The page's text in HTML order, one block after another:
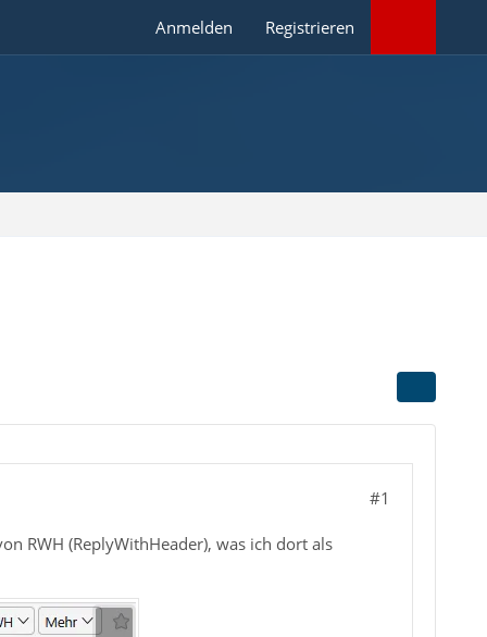
Anmelden Registrieren
#1
RWH (ReplyWithHeader), was ich dort als